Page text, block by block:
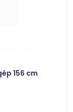
156 cm